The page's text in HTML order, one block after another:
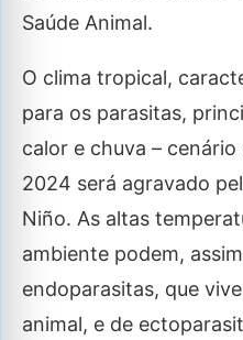
Saúde Animal.
O clima tropical,
para os parasitas,
calor e chuva –
2024 será agravado
Niño. As altas
ambiente podem,
endoparasitas, que
animal, e de